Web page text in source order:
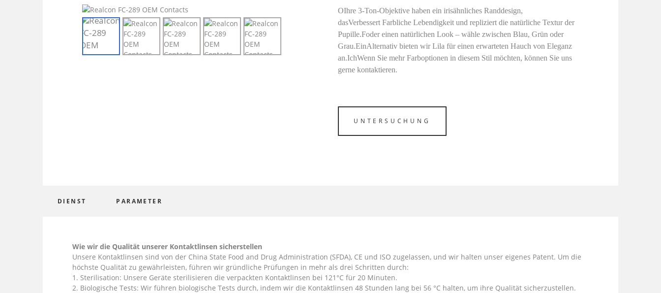
OIhre 3-Ton-Objektive haben ein irisähnliches Randdesign,
dasVerbessert Farbliche Lebendigkeit und repliziert die natürliche Textur der
Pupille.Foder einen natürlichen Look – wähle zwischen Blau, Grün oder
Grau.EinAlternativ bieten wir Lila für einen erwarteten Hauch von Eleganz
an.IchWenn Sie mehr Farboptionen in diesem Stil möchten, können Sie uns
gerne kontaktieren.
UNTERSUCHUNG
DIENST PARAMETER
Wie wir die Qualität unserer Kontaktlinsen sicherstellen
Unsere Kontaktlinsen sind von der China State Food and Drug Administration (SFDA), CE und ISO zugelassen, und wir halten unser eigenes Patent. Um die
höchste Qualität zu gewährleisten, führen wir gründliche Prüfungen in mehr als drei Schritten durch:
1. Sterilisation: Unsere Geräte sterilisieren die verpackten Kontaktlinsen bei 121°C für 20 Minuten.
2. Biologische Tests: Wir führen biologische Tests durch, indem wir die Kontaktlinsen 48 Stunden lang bei 56 °C halten, um ihre Qualität sicherzustellen.